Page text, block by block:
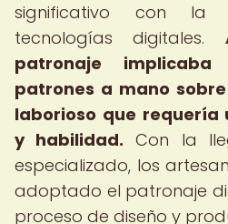
significativo con la
tecnologías digitales.
patronaje
patrones a mano
laborioso que requería
y habilidad. Con la
especializado, los
adoptado el patronaje
proceso de diseño y